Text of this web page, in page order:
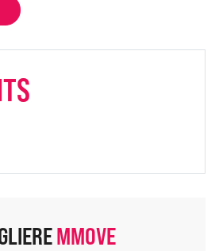
MMOVE